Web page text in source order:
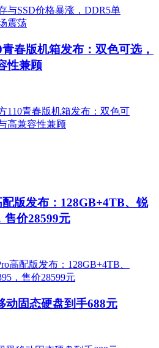
春版机箱发布：双色可选，
性兼顾
版发布：128GB+4TB、锐
价28599元
动固态硬盘到手688元